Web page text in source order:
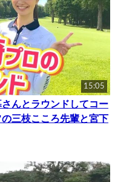
15:05
んとラウンドしてコー
三枝こころ先輩と宮下